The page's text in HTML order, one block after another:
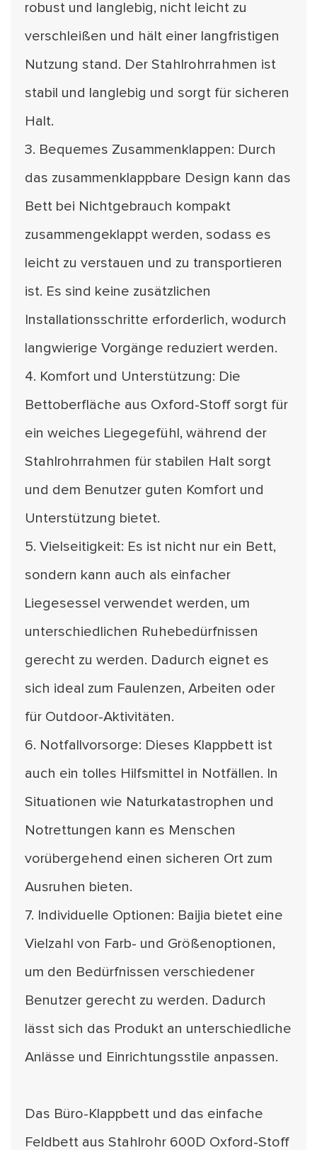
robust und langlebig, nicht leicht zu
verschleißen und hält einer langfristigen
Nutzung stand. Der Stahlrohrrahmen ist
stabil und langlebig und sorgt für sicheren
Halt.
3. Bequemes Zusammenklappen: Durch
das zusammenklappbare Design kann das
Bett bei Nichtgebrauch kompakt
zusammengeklappt werden, sodass es
leicht zu verstauen und zu transportieren
ist. Es sind keine zusätzlichen
Installationsschritte erforderlich, wodurch
langwierige Vorgänge reduziert werden.
4. Komfort und Unterstützung: Die
Bettoberfläche aus Oxford-Stoff sorgt für
ein weiches Liegegefühl, während der
Stahlrohrrahmen für stabilen Halt sorgt
und dem Benutzer guten Komfort und
Unterstützung bietet.
5. Vielseitigkeit: Es ist nicht nur ein Bett,
sondern kann auch als einfacher
Liegesessel verwendet werden, um
unterschiedlichen Ruhebedürfnissen
gerecht zu werden. Dadurch eignet es
sich ideal zum Faulenzen, Arbeiten oder
für Outdoor-Aktivitäten.
6. Notfallvorsorge: Dieses Klappbett ist
auch ein tolles Hilfsmittel in Notfällen. In
Situationen wie Naturkatastrophen und
Notrettungen kann es Menschen
vorübergehend einen sicheren Ort zum
Ausruhen bieten.
7. Individuelle Optionen: Baijia bietet eine
Vielzahl von Farb- und Größenoptionen,
um den Bedürfnissen verschiedener
Benutzer gerecht zu werden. Dadurch
lässt sich das Produkt an unterschiedliche
Anlässe und Einrichtungsstile anpassen.
Das Büro-Klappbett und das einfache
Feldbett aus Stahlrohr 600D Oxford-Stoff